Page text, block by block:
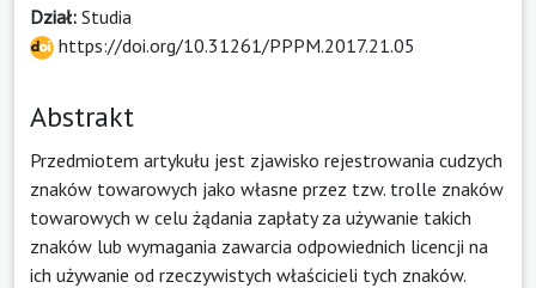
Dział: Studia
https://doi.org/10.31261/PPPM.2017.21.05
Abstrakt
Przedmiotem artykułu jest zjawisko rejestrowania cudzych
znaków towarowych jako własne przez tzw. trolle znaków
towarowych w celu żądania zapłaty za używanie takich
znaków lub wymagania zawarcia odpowiednich licencji na
ich używanie od rzeczywistych właścicieli tych znaków.